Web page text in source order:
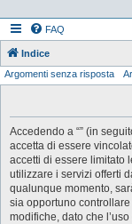
FAQ
Indice
Argomenti senza risposta
Accedendo a “” (in
accetta di essere
accetti di essere limitato
utilizzare i servizi offerti
qualunque momento,
sia opportuno
modifiche, dato che